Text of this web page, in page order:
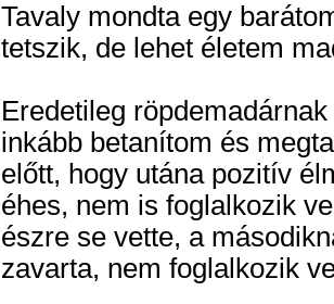
Tavaly mondta egy
tetszik, de lehet életem
Eredetileg
inkább betanítom és
előtt, hogy utána pozitív
éhes, nem is foglalkozik
észre se vette, a
zavarta, nem foglalkozik